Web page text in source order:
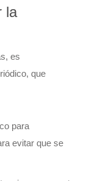
la
es
que
para
evitar que se